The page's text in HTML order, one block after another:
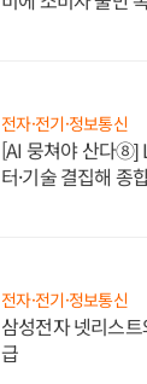
전자·전기·정보통신
[AI 뭉쳐야 산다⑧]
터·기술 결집해 종
전자·전기·정보통신
삼성전자 넷리스
급